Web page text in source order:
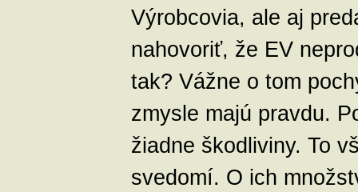
Výrobcovia, ale aj
nahovoriť, že EV
tak? Vážne o tom
zmysle majú pravdu.
žiadne škodliviny. To
svedomí. O ich